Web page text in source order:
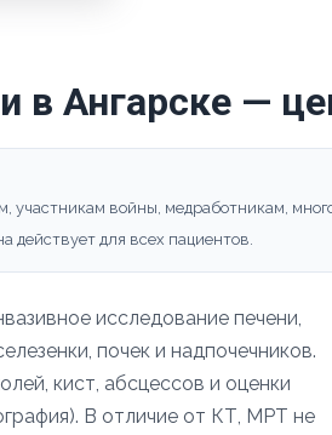
в Ангарске —
участникам войны, медработникам,
действует для всех пациентов.
исследование печени,
почек и надпочечников.
кист, абсцессов и оценки
В отличие от КТ, МРТ не